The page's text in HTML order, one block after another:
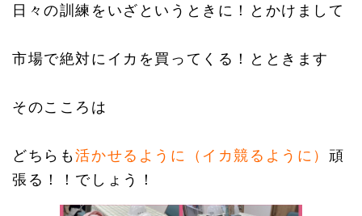
日々の訓練をいざというときに！とかけまして
市場で絶対にイカを買ってくる！とときます
そのこころは
どちらも活かせるように（イカ競るように）頑
張る！！でしょう！